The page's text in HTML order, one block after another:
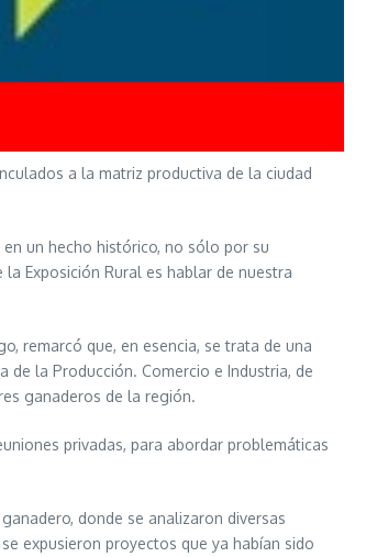
a la matriz productiva de la ciudad
un hecho histórico, no sólo por su
Exposición Rural es hablar de nuestra
remarcó que, en esencia, se trata de una
de la Producción. Comercio e Industria, de
ganaderos de la región.
privadas, para abordar problemáticas
donde se analizaron diversas
expusieron proyectos que ya habían sido